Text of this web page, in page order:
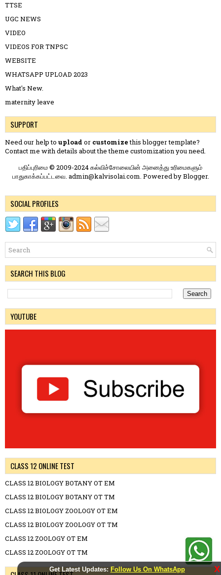
Get Latest Updates: Follow Us On WhatsApp X
TTSE
UGC NEWS
VIDEO
VIDEOS FOR TNPSC
WEBSITE
WHATSAPP UPLOAD 2023
What's New.
maternity leave
SUPPORT
Need our help to upload or customizethis blogger template?
Contact me with details about the theme customization you need.
பதிப்புரிமை © 2009-2024 கல்விச்சோலையின் அனைத்து உரிமைகளும்
பாதுகாக்கப்பட்டவை. admin@kalvisolai.com. Powered byBlogger.
SOCIAL PROFILES
SEARCH THIS BLOG
YOUTUBE
CLASS 12 ONLINE TEST
CLASS 12 BIOLOGY BOTANY OT EM
CLASS 12 BIOLOGY BOTANY OT TM
CLASS 12 BIOLOGY ZOOLOGY OT EM
CLASS 12 BIOLOGY ZOOLOGY OT TM
CLASS 12 ZOOLOGY OT EM
CLASS 12 ZOOLOGY OT TM